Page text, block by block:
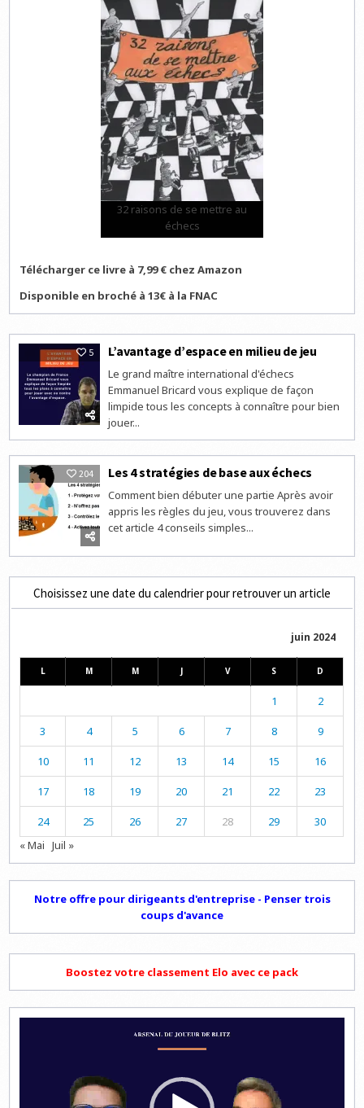
32 raisons de se mettre au
échecs
Télécharger ce livre à 7,99 € chez Amazon
Disponible en broché à 13€ à la FNAC
5 L’avantage d’espace en milieu de jeu
Le grand maître international d'échecs
Emmanuel Bricard vous explique de façon
limpide tous les concepts à connaître pour bien
jouer...
204 Les 4 stratégies de base aux échecs
Comment bien débuter une partie Après avoir
appris les règles du jeu, vous trouverez dans
cet article 4 conseils simples...
Choisissez une date du calendrier pour retrouver un article
juin 2024
L M M J V S D
1 2
3 4 5 6 7 8 9
10 11 12 13 14 15 16
17 18 19 20 21 22 23
24 25 26 27 28 29
30
« Mai Juil »
Notre offre pour dirigeants d'entreprise - Penser trois
coups d'avance
Boostez votre classement Elo avec ce pack